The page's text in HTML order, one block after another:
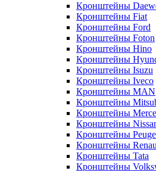
Кронштейны
Кронштейны Fiat
Кронштейны Ford
Кронштейны Foton
Кронштейны Hino
Кронштейны
Кронштейны Isuzu
Кронштейны Iveco
Кронштейны MAN
Кронштейны
Кронштейны
Кронштейны
Кронштейны
Кронштейны
Кронштейны Tata
Кронштейны